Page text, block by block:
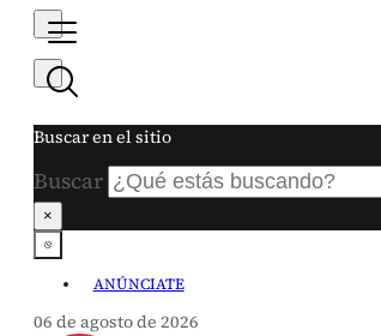
Buscar en el sitio
Buscar
×
ANÚNCIATE
06 de agosto de 2026